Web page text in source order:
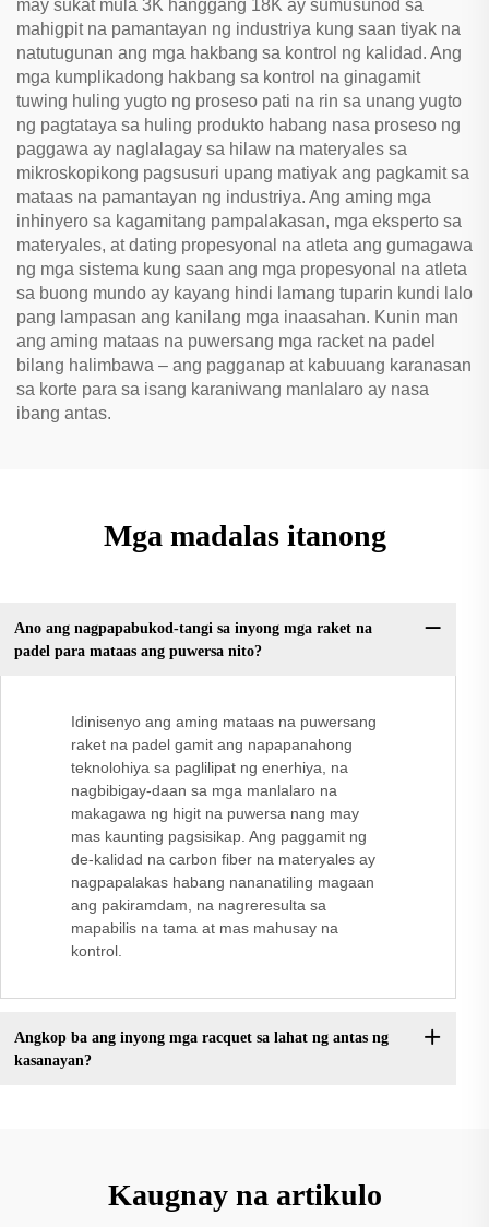
may sukat mula 3K hanggang 18K ay sumusunod sa
mahigpit na pamantayan ng industriya kung saan tiyak na
natutugunan ang mga hakbang sa kontrol ng kalidad. Ang
mga kumplikadong hakbang sa kontrol na ginagamit
tuwing huling yugto ng proseso pati na rin sa unang yugto
ng pagtataya sa huling produkto habang nasa proseso ng
paggawa ay naglalagay sa hilaw na materyales sa
mikroskopikong pagsusuri upang matiyak ang pagkamit sa
mataas na pamantayan ng industriya. Ang aming mga
inhinyero sa kagamitang pampalakasan, mga eksperto sa
materyales, at dating propesyonal na atleta ang gumagawa
ng mga sistema kung saan ang mga propesyonal na atleta
sa buong mundo ay kayang hindi lamang tuparin kundi lalo
pang lampasan ang kanilang mga inaasahan. Kunin man
ang aming mataas na puwersang mga racket na padel
bilang halimbawa – ang pagganap at kabuuang karanasan
sa korte para sa isang karaniwang manlalaro ay nasa
ibang antas.
Mga madalas itanong
Ano ang nagpapabukod-tangi sa inyong mga raket na
padel para mataas ang puwersa nito?
Idinisenyo ang aming mataas na puwersang
raket na padel gamit ang napapanahong
teknolohiya sa paglilipat ng enerhiya, na
nagbibigay-daan sa mga manlalaro na
makagawa ng higit na puwersa nang may
mas kaunting pagsisikap. Ang paggamit ng
de-kalidad na carbon fiber na materyales ay
nagpapalakas habang nananatiling magaan
ang pakiramdam, na nagreresulta sa
mapabilis na tama at mas mahusay na
kontrol.
Angkop ba ang inyong mga racquet sa lahat ng antas ng
kasanayan?
Kaugnay na artikulo